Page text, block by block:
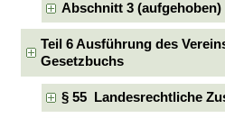
Abschnitt 3 (aufgehoben)
Teil 6 Ausführung des
Gesetzbuchs
§ 55 Landesrechtliche